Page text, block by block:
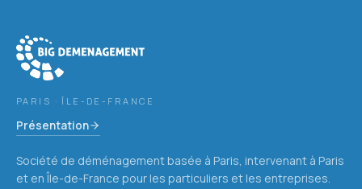
PARIS · ÎLE-DE-FRANCE
Présentation
Société de déménagement basée à Paris, intervenant à Paris
et en Île-de-France pour les particuliers et les entreprises.